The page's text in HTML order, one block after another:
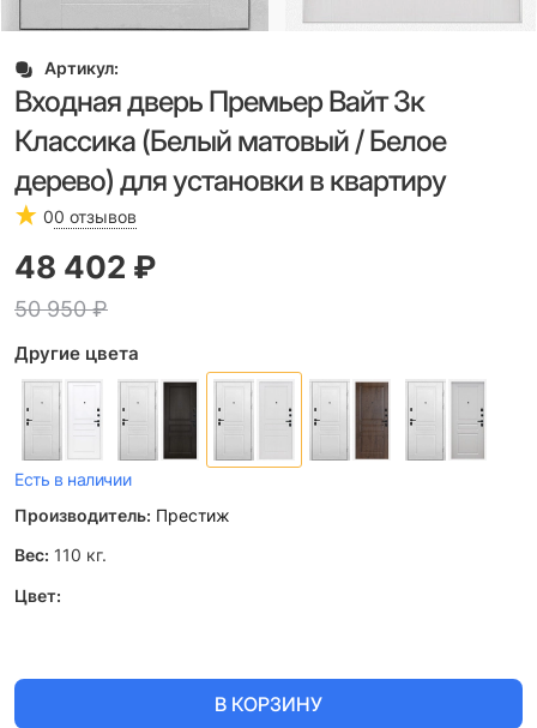
Артикул:
Входная дверь Премьер Вайт 3к
Классика (Белый матовый / Белое
дерево) для установки в квартиру
00 отзывов
50 950 ₽
48 402 ₽
Другие цвета
Есть в наличии
Производитель: Престиж
Вес: 110 кг.
Цвет:
В КОРЗИНУ